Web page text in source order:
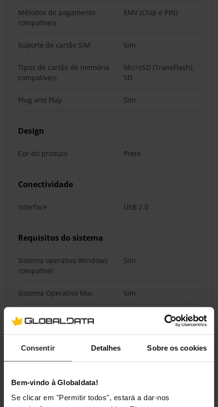
Consentir Detalhes Sobre os cookies
Bem-vindo à Globaldata!
Se clicar em "Permitir todos", estará a dar-nos
Métodos de pagamento
compatíveis
EMV (Chip e PIN)
Suporte de cartão SIM Sim
Tipos de cartão de memória
compatíveis
MicroSD (TransFlash),
SD
Plug and Play Sim
Design
Cor do produto Preto
Conectividade
Interface USB 2.0
Requisitos do sistema
Sistema operativo Windows
compatível
Sim
Sistema Operativo Mac Sim
Pesos e dimensões
Largura